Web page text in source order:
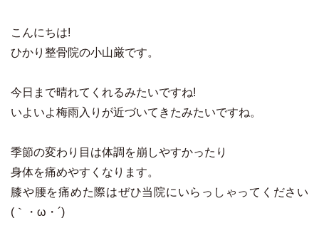
こんにちは!
ひかり整骨院の小山厳です。
今日まで晴れてくれるみたいですね!
いよいよ梅雨入りが近づいてきたみたいですね。
季節の変わり目は体調を崩しやすかったり
身体を痛めやすくなります。
膝や腰を痛めた際はぜひ当院にいらっしゃってください
(｀・ω・´)